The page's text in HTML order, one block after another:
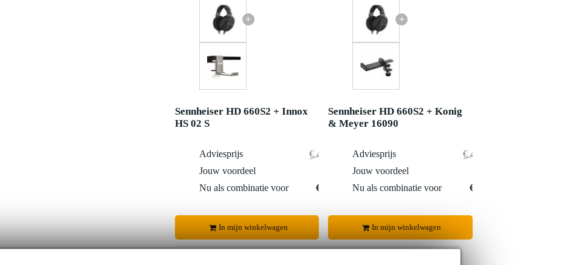
+
Sennheiser HD 660S2 + Innox
HS 02 S
Adviesprijs
€ 415,55
Jouw voordeel
Nu als combinatie voor
€ 415,-
In mijn winkelwagen
+
Sennheiser HD 660S2 + Konig
& Meyer 16090
Adviesprijs
€ 422,75
Jouw voordeel
Nu als combinatie voor
€ 422,-
In mijn winkelwagen